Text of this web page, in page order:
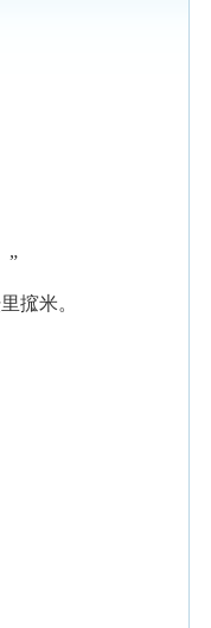
”
搲米。